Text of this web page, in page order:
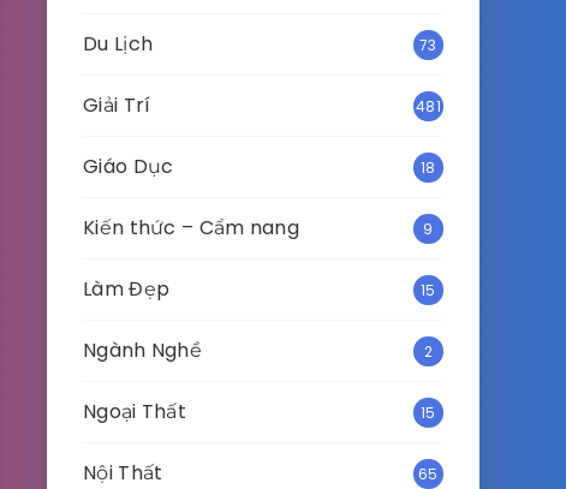
Du Lịch 73
Giải Trí 481
Giáo Dục 18
Kiến thức – Cẩm nang 9
Làm Đẹp 15
Ngành Nghề 2
Ngoại Thất 15
Nội Thất 65